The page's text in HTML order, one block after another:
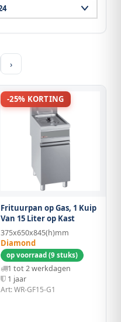
›
-25% KORTING
Frituurpan op Gas, 1 Kuip
Van 15 Liter op Kast
375x650x845(h)mm
Diamond
op voorraad (9 stuks)
1 tot 2 werkdagen
1 jaar
Art: WR-GF15-G1